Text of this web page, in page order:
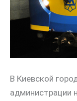
В Киевской
администрации